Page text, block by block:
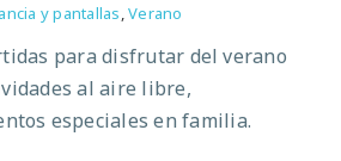
y pantallas ,Verano
para disfrutar del verano
al aire libre,
especiales en familia.